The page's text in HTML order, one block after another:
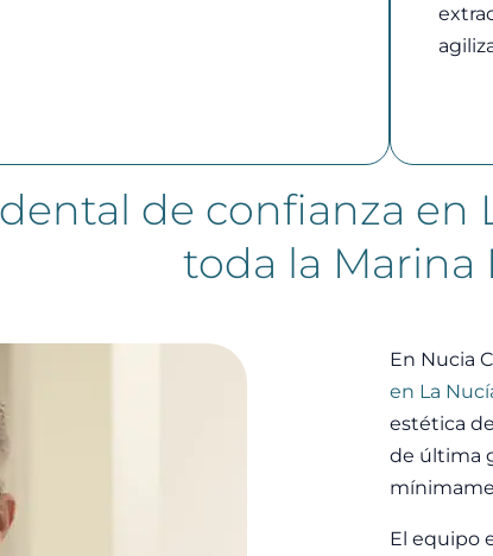
de confianza en
toda la Marina
En Nucia
en La
estética
de última
El equipo